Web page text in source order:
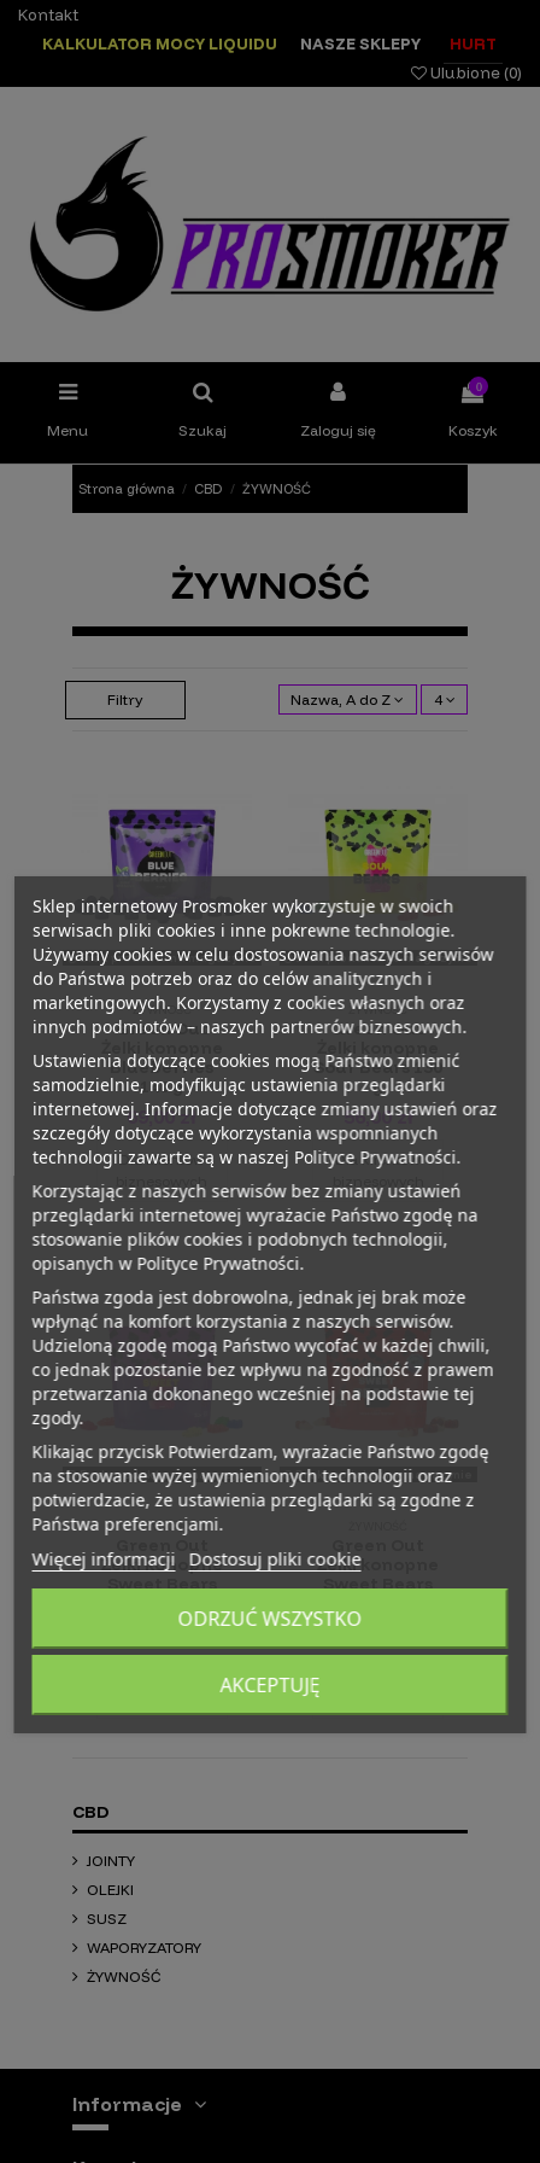
Kontakt
KALKULATOR MOCY LIQUIDU
NASZE SKLEPY
HURT
Ulubione (0)
Menu Szukaj Zaloguj się
0
Koszyk
Strona główna CBD ŻYWNOŚĆ
ŻYWNOŚĆ
Filtry Nazwa, A do Z 4
Brak produktu na magazynie
ŻYWNOŚĆ
Green Out
Blueberries
140 g
69,00 zł
Dla klientów
biznesowych
Brak produktu na magazynie
ŻYWNOŚĆ
Green Out
Żelki konopne
Sour Bears 130
g
56,00 zł
Dla klientów
biznesowych
Brak produktu na magazynie
ŻYWNOŚĆ
Żelki konopne
Sweet Bears
59,00 zł
Brak produktu na magazynie
Żelki konopne
Sweet Bears
69,00 zł
CBD
JOINTY
OLEJKI
SUSZ
WAPORYZATORY
ŻYWNOŚĆ
Informacje
Sklep internetowy Prosmoker wykorzystuje w swoich
serwisach pliki cookies i inne pokrewne technologie.
Używamy cookies w celu dostosowania naszych serwisów
do Państwa potrzeb oraz do celów analitycznych i
marketingowych. Korzystamy z cookies własnych oraz
innych podmiotów – naszych partnerów biznesowych.
Ustawienia dotyczące cookies mogą Państwo zmienić
samodzielnie, modyfikując ustawienia przeglądarki
internetowej. Informacje dotyczące zmiany ustawień oraz
szczegóły dotyczące wykorzystania wspomnianych
technologii zawarte są w naszej Polityce Prywatności.
Korzystając z naszych serwisów bez zmiany ustawień
przeglądarki internetowej wyrażacie Państwo zgodę na
stosowanie plików cookies i podobnych technologii,
opisanych w Polityce Prywatności.
Państwa zgoda jest dobrowolna, jednak jej brak może
wpłynąć na komfort korzystania z naszych serwisów.
Udzieloną zgodę mogą Państwo wycofać w każdej chwili,
co jednak pozostanie bez wpływu na zgodność z prawem
przetwarzania dokonanego wcześniej na podstawie tej
zgody.
Klikając przycisk Potwierdzam, wyrażacie Państwo zgodę
na stosowanie wyżej wymienionych technologii oraz
potwierdzacie, że ustawienia przeglądarki są zgodne z
Państwa preferencjami.
Więcej informacji Dostosuj pliki cookie
ODRZUĆ WSZYSTKO
AKCEPTUJĘ